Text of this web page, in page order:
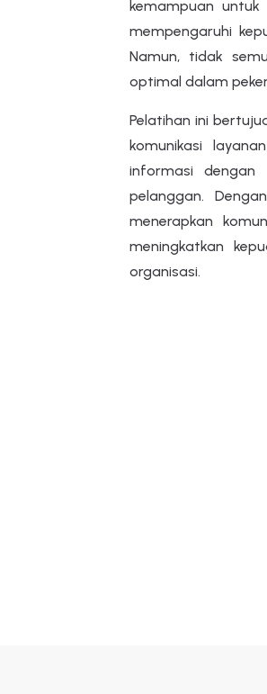
kemampuan
mempengaruhi
Namun, tidak
optimal dalam
Pelatihan ini
komunikasi
informasi
pelanggan.
menerapkan
meningkatkan
organisasi.